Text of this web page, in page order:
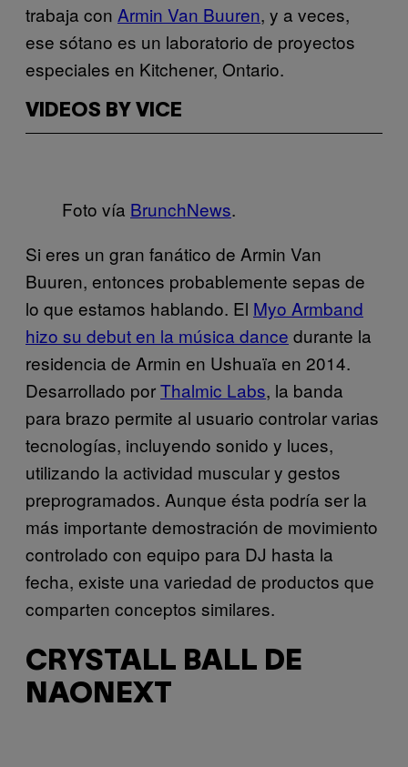
trabaja con Armin Van Buuren, y a veces,
ese sótano es un laboratorio de proyectos
especiales en Kitchener, Ontario.
VIDEOS BY VICE
Foto vía BrunchNews.
Si eres un gran fanático de Armin Van
Buuren, entonces probablemente sepas de
lo que estamos hablando. El Myo Armband
hizo su debut en la música dance durante la
residencia de Armin en Ushuaïa en 2014.
Desarrollado porThalmic Labs, la banda
para brazo permite al usuario controlar varias
tecnologías, incluyendo sonido y luces,
utilizando la actividad muscular y gestos
preprogramados. Aunque ésta podría ser la
más importante demostración de movimiento
controlado con equipo para DJ hasta la
fecha, existe una variedad de productos que
comparten conceptos similares.
CRYSTALL BALL DE
NAONEXT